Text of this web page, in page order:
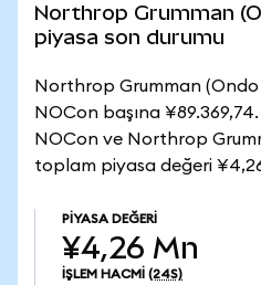
Northrop Grumman
piyasa son durumu
Northrop Grumman
NOCon başına
NOCon ve Northrop
toplam piyasa değeri
PIYASA DEĞERI
¥4,26 Mn
İŞLEM HACMI (24S)